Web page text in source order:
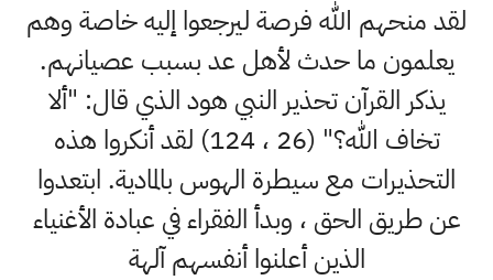
لقد منحهم الله فرصة ليرجعوا إليه خاصة وهم
يعلمون ما حدث لأهل عد بسبب عصيانهم.
يذكر القرآن تحذير النبي هود الذي قال: "ألا
تخاف الله؟" (26 ، 124) لقد أنكروا هذه
التحذيرات مع سيطرة الهوس بالمادية. ابتعدوا
عن طريق الحق ، وبدأ الفقراء في عبادة الأغنياء
الذين أعلنوا أنفسهم آلهة